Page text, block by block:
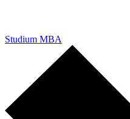
Studium MBA